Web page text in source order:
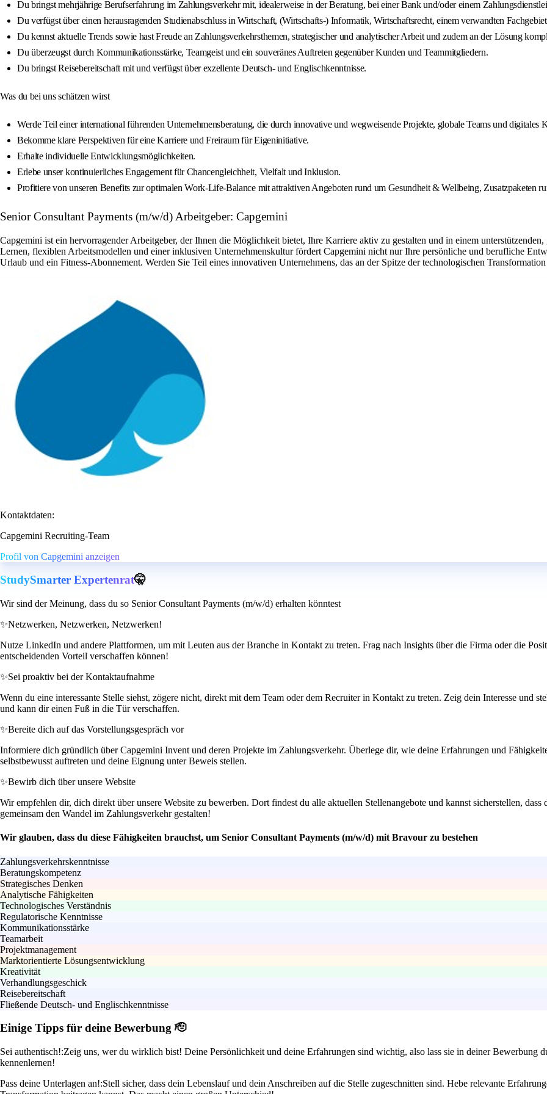
Du bringst mehrjährige Berufserfahrung im Zahlungsverkehr mit, idealerweise in der Beratung, bei einer Bank und/oder einem
Du verfügst über einen herausragenden Studienabschluss in Wirtschaft, (Wirtschafts-) Informatik, Wirtschaftsrecht, einem verwandten
Du kennst aktuelle Trends sowie hast Freude an Zahlungsverkehrsthemen, strategischer und analytischer Arbeit und zudem an der Lösung
Du überzeugst durch Kommunikationsstärke, Teamgeist und ein souveränes Auftreten gegenüber Kunden und Teammitgliedern.
Du bringst Reisebereitschaft mit und verfügst über exzellente Deutsch- und Englischkenntnisse.
Was du bei uns schätzen wirst
Werde Teil einer international führenden Unternehmensberatung, die durch innovative und wegweisende Projekte, globale Teams und
Bekomme klare Perspektiven für eine Karriere und Freiraum für Eigeninitiative.
Erhalte individuelle Entwicklungsmöglichkeiten.
Erlebe unser kontinuierliches Engagement für Chancengleichheit, Vielfalt und Inklusion.
Profitiere von unseren Benefits zur optimalen Work-Life-Balance mit attraktiven Angeboten rund um Gesundheit & Wellbeing, Zusatzpaketen
Senior Consultant Payments (m/w/d) Arbeitgeber: Capgemini
Capgemini ist ein hervorragender Arbeitgeber, der Ihnen die Möglichkeit bietet, Ihre Karriere aktiv zu gestalten und in einem
Lernen, flexiblen Arbeitsmodellen und einer inklusiven Unternehmenskultur fördert Capgemini nicht nur Ihre persönliche und berufliche
Urlaub und ein Fitness-Abonnement. Werden Sie Teil eines innovativen Unternehmens, das an der Spitze der technologischen
Kontaktdaten:
Capgemini Recruiting-Team
Profil von Capgemini anzeigen
StudySmarter Expertenrat🤫
Wir sind der Meinung, dass du so Senior Consultant Payments (m/w/d) erhalten könntest
✨Netzwerken, Netzwerken, Netzwerken!
Nutze LinkedIn und andere Plattformen, um mit Leuten aus der Branche in Kontakt zu treten. Frag nach Insights über die Firma oder die
entscheidenden Vorteil verschaffen können!
✨Sei proaktiv bei der Kontaktaufnahme
Wenn du eine interessante Stelle siehst, zögere nicht, direkt mit dem Team oder dem Recruiter in Kontakt zu treten. Zeig dein Interesse und
und kann dir einen Fuß in die Tür verschaffen.
✨Bereite dich auf das Vorstellungsgespräch vor
Informiere dich gründlich über Capgemini Invent und deren Projekte im Zahlungsverkehr. Überlege dir, wie deine Erfahrungen und
selbstbewusst auftreten und deine Eignung unter Beweis stellen.
✨Bewirb dich über unsere Website
Wir empfehlen dir, dich direkt über unsere Website zu bewerben. Dort findest du alle aktuellen Stellenangebote und kannst sicherstellen,
gemeinsam den Wandel im Zahlungsverkehr gestalten!
Wir glauben, dass du diese Fähigkeiten brauchst, um Senior Consultant Payments (m/w/d) mit Bravour zu bestehen
Zahlungsverkehrskenntnisse
Beratungskompetenz
Strategisches Denken
Analytische Fähigkeiten
Technologisches Verständnis
Regulatorische Kenntnisse
Kommunikationsstärke
Teamarbeit
Projektmanagement
Marktorientierte Lösungsentwicklung
Kreativität
Verhandlungsgeschick
Reisebereitschaft
Fließende Deutsch- und Englischkenntnisse
Einige Tipps für deine Bewerbung 🫡
Sei authentisch!:Zeig uns, wer du wirklich bist! Deine Persönlichkeit und deine Erfahrungen sind wichtig, also lass sie in deiner Bewerbung
kennenlernen!
Pass deine Unterlagen an!:Stell sicher, dass dein Lebenslauf und dein Anschreiben auf die Stelle zugeschnitten sind. Hebe relevante